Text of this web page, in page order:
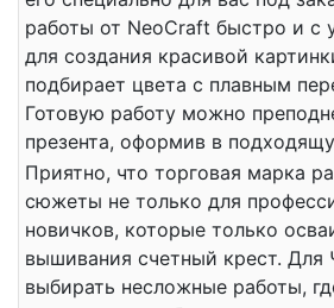
работы от NeoCraft быстро и с
для создания красивой
подбирает цвета с плавным
Готовую работу можно
презента, оформив в
Приятно, что торговая марка
сюжеты не только для
новичков, которые только
вышивания счетный крест. Для
выбирать несложные работы,